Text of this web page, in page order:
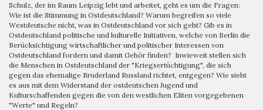
Schulz, der im Raum Leipzig lebt und arbeitet, geht es um die Fragen:
Wie ist die Stimmung in Ostdeutschland? Warum begreifen so viele
Westdeutsche nicht, was in Ostdeutschland vor sich geht? Gib es in
Ostdeutschland politische und kulturelle Initiativen, welche von Berlin die
Berücksichtigung wirtschaftlicher und politischer Interessen von
Ostdeutschland fordern und damit Gehör finden? Inwieweit stellen sich
die Menschen in Ostdeutschland der "Kriegsertüchtigung", die sich
gegen das ehemalige Bruderland Russland richtet, entgegen? Wie sieht
es aus mit dem Widerstand der ostdeutschen Jugend und
Kulturschaffenden gegen die von den westlichen Eliten vorgegebenen
"Werte" und Regeln?